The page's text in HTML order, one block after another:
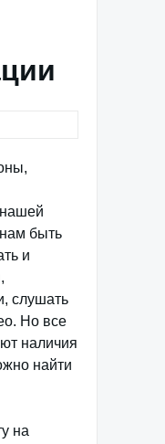
быть
и
слушать
Но все
наличия
найти
на